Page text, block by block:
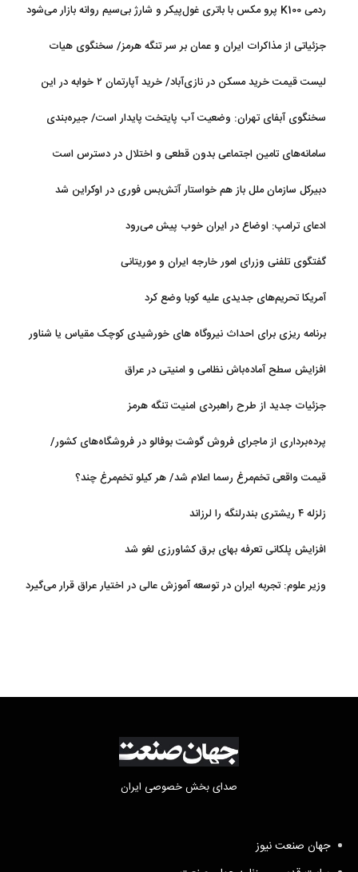
ردمی K100 پرو مکس با باتری غول‌پیکر و شارژ بی‌سیم روانه بازار می‌شود
جزئیاتی از مذاکرات ایران و عمان بر سر تنگه هرمز/ سخنگوی هیات
لیست قیمت خرید مسکن در نازی‌آباد/ خرید آپارتمان ۲ خوابه در این
سخنگوی آبفای تهران: وضعیت آب پایتخت پایدار است/ جیره‌بندی
سامانه‌های تامین اجتماعی بدون قطعی و اختلال در دسترس است
دبیرکل سازمان ملل باز هم خواستار آتش‌بس فوری در اوکراین شد
ادعای ترامپ: اوضاع در ایران خوب پیش می‌رود
گفتگوی تلفنی وزرای امور خارجه ایران و موریتانی
آمریکا تحریم‌های جدیدی علیه کوبا وضع کرد
برنامه ریزی برای احداث نیروگاه های خورشیدی کوچک مقیاس یا شناور
افزایش سطح آماده‌باش نظامی و امنیتی در عراق
جزئیات جدید از طرح راهبردی امنیت تنگه هرمز
پرده‌برداری از ماجرای فروش گوشت بوفالو در فروشگاه‌های کشور/
قیمت واقعی تخم‌مرغ رسما اعلام شد/ هر کیلو تخم‌مرغ چند؟
زلزله ۴ ریشتری بندرلنگه را لرزاند
افزایش پلکانی تعرفه بهای برق کشاورزی لغو شد
وزیر علوم: تجربه ایران در توسعه آموزش عالی در اختیار عراق قرار می‌گیرد
صدای بخش خصوصی ایران
جهان صنعت نیوز